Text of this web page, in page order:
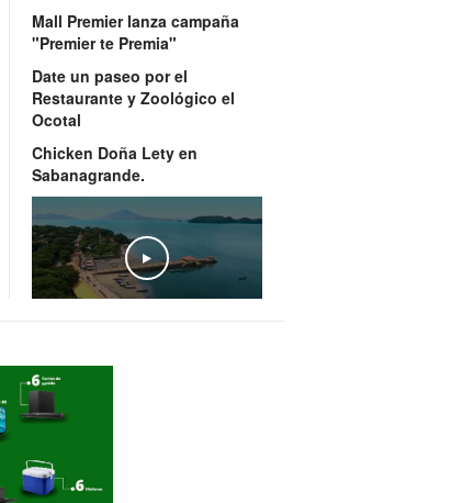
Mall Premier lanza campaña
"Premier te Premia"
Date un paseo por el
Restaurante y Zoológico el
Ocotal
Chicken Doña Lety en
Sabanagrande.
estrellas